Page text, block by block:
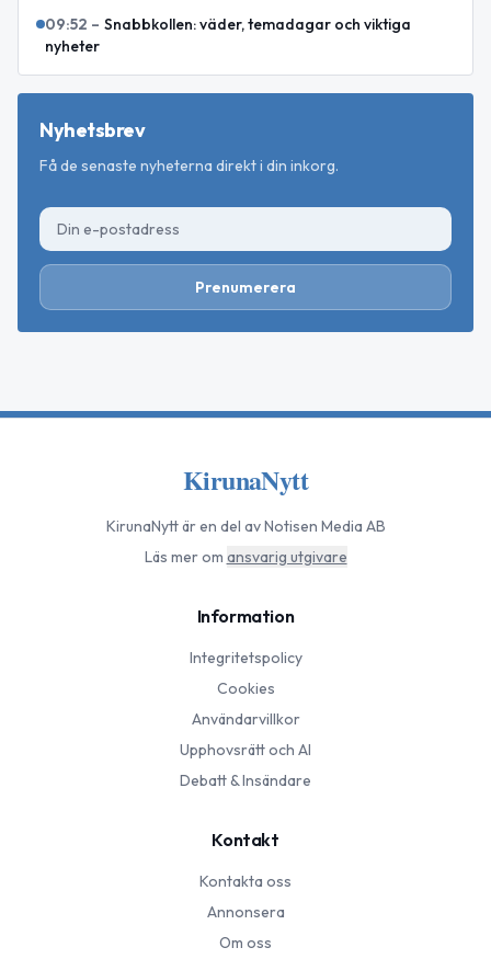
09:52 – Snabbkollen: väder, temadagar och viktiga
nyheter
Nyhetsbrev
Få de senaste nyheterna direkt i din inkorg.
Prenumerera
KirunaNytt
KirunaNyttär en del av Notisen Media AB
Läs mer om ansvarig utgivare
Information
Integritetspolicy
Cookies
Användarvillkor
Upphovsrätt och AI
Debatt & Insändare
Kontakt
Kontakta oss
Annonsera
Om oss